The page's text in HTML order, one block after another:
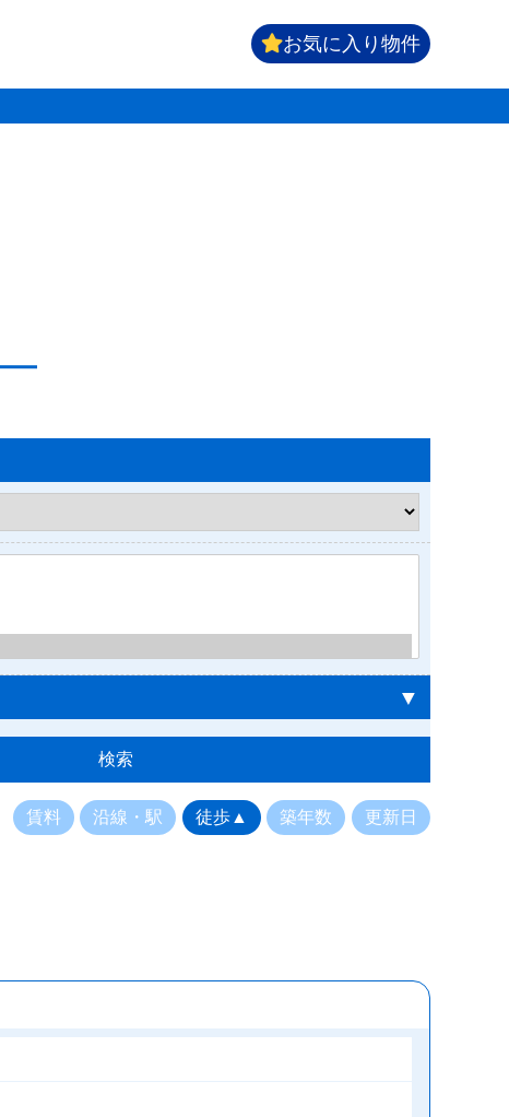
お気に入り物件
▼
賃料 沿線・駅 徒歩▲ 築年数 更新日